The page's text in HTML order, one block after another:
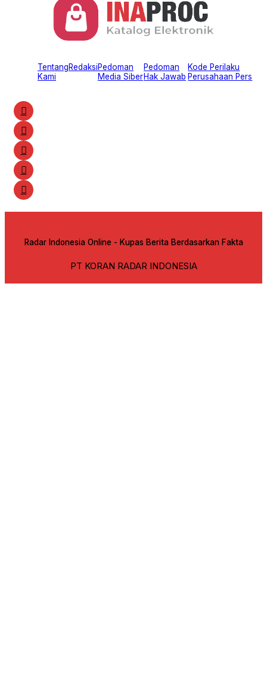
Tentang
Kami
RedaksiPedoman
Media Siber
Pedoman
Hak Jawab
Kode Perilaku
Perusahaan Pers
Radar Indonesia Online - Kupas Berita Berdasarkan Fakta
PT KORAN RADAR INDONESIA